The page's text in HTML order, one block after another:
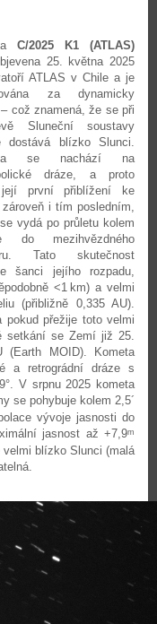
C/2025 K1 (ATLAS)
25. května 2025
ATLAS v Chile a je
za dynamicky
což znamená, že se při
Sluneční soustavy
dostává blízko Slunci.
se nachází na
dráze, a proto
její první přiblížení ke
i tím posledním,
vydá po průletu kolem
do mezihvězdného
Tato skutečnost
šanci jejího rozpadu,
<1 km) a velmi
(přibližně 0,335 AU).
pokud přežije toto velmi
setkání se Zemí již 25.
(Earth MOID). Kometa
a retrográdní dráze s
V srpnu 2025 kometa
se pohybuje kolem 2,5´
vývoje jasnosti do
jasnost až +7,9m
blízko Slunci (malá